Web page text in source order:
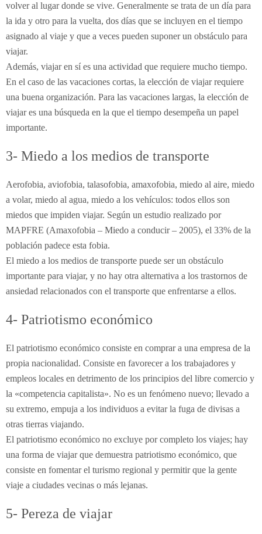
volver al lugar donde se vive. Generalmente se trata de un día para
la ida y otro para la vuelta, dos días que se incluyen en el tiempo
asignado al viaje y que a veces pueden suponer un obstáculo para
viajar.
Además, viajar en sí es una actividad que requiere mucho tiempo.
En el caso de las vacaciones cortas, la elección de viajar requiere
una buena organización. Para las vacaciones largas, la elección de
viajar es una búsqueda en la que el tiempo desempeña un papel
importante.
3- Miedo a los medios de transporte
Aerofobia, aviofobia, talasofobia, amaxofobia, miedo al aire, miedo
a volar, miedo al agua, miedo a los vehículos: todos ellos son
miedos que impiden viajar. Según un estudio realizado por
MAPFRE (Amaxofobia – Miedo a conducir – 2005), el 33% de la
población padece esta fobia.
El miedo a los medios de transporte puede ser un obstáculo
importante para viajar, y no hay otra alternativa a los trastornos de
ansiedad relacionados con el transporte que enfrentarse a ellos.
4- Patriotismo económico
El patriotismo económico consiste en comprar a una empresa de la
propia nacionalidad. Consiste en favorecer a los trabajadores y
empleos locales en detrimento de los principios del libre comercio y
la «competencia capitalista». No es un fenómeno nuevo; llevado a
su extremo, empuja a los individuos a evitar la fuga de divisas a
otras tierras viajando.
El patriotismo económico no excluye por completo los viajes; hay
una forma de viajar que demuestra patriotismo económico, que
consiste en fomentar el turismo regional y permitir que la gente
viaje a ciudades vecinas o más lejanas.
5- Pereza de viajar